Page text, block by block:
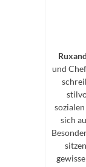
und
sich